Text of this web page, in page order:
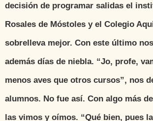
decisión de programar salidas el
Rosales de Móstoles y el Colegio
sobrelleva mejor. Con este último
además días de niebla. “Jo, profe,
menos aves que otros cursos”, nos
alumnos. No fue así. Con algo más
las vimos y oímos. “Qué bien, pues